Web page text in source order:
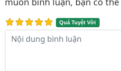
Quá Tuyệt Vời
Nội dung bình luận